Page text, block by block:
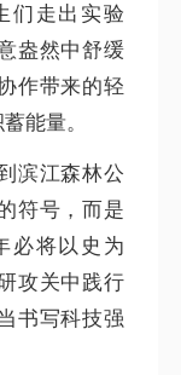
们走出实验
盎然中舒缓
作带来的轻
能量。
滨江森林公
符号，而是
必将以史为
攻关中践行
书写科技强